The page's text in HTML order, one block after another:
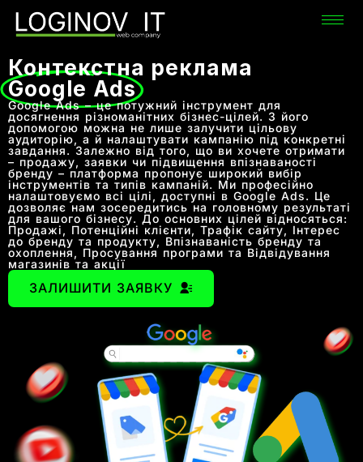
Контекстна реклама
Google Ads
Google Ads – це потужний інструмент для
досягнення різноманітних бізнес-цілей. З його
допомогою можна не лише залучити цільову
аудиторію, а й налаштувати кампанію під конкретні
завдання. Залежно від того, що ви хочете отримати
– продажу, заявки чи підвищення впізнаваності
бренду – платформа пропонує широкий вибір
інструментів та типів кампаній. Ми професійно
налаштовуємо всі цілі, доступні в Google Ads. Це
дозволяє нам зосередитись на головному результаті
для вашого бізнесу. До основних цілей відносяться:
Продажі, Потенційні клієнти, Трафік сайту, Інтерес
до бренду та продукту, Впізнаваність бренду та
охоплення, Просування програми та Відвідування
магазинів та акції
ЗАЛИШИТИ ЗАЯВКУ